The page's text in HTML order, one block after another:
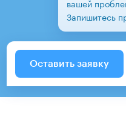
вашей
Запишитесь
Оставить заявку